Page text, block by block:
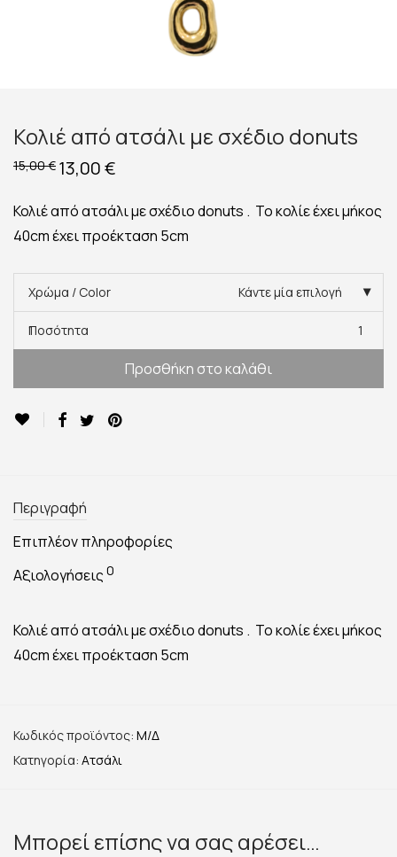
Κολιέ από ατσάλι με σχέδιο donuts
15,00€ Original
price
15,00 €.
13,00€
είναι:
13,00 €.
Κολιέ από ατσάλι με σχέδιο donuts . Το κολίε έχει μήκος
40cm έχει προέκταση 5cm
Χρώμα / Color Κάντε μία επιλογή
Ποσότητα
1
Προσθήκη στο καλάθι
Περιγραφή
Επιπλέον πληροφορίες
Αξιολογήσεις 0
Κολιέ από ατσάλι με σχέδιο donuts . Το κολίε έχει μήκος
40cm έχει προέκταση 5cm
Κωδικός προϊόντος: Μ/Δ
Κατηγορία: Ατσάλι
Μπορεί επίσης να σας αρέσει…